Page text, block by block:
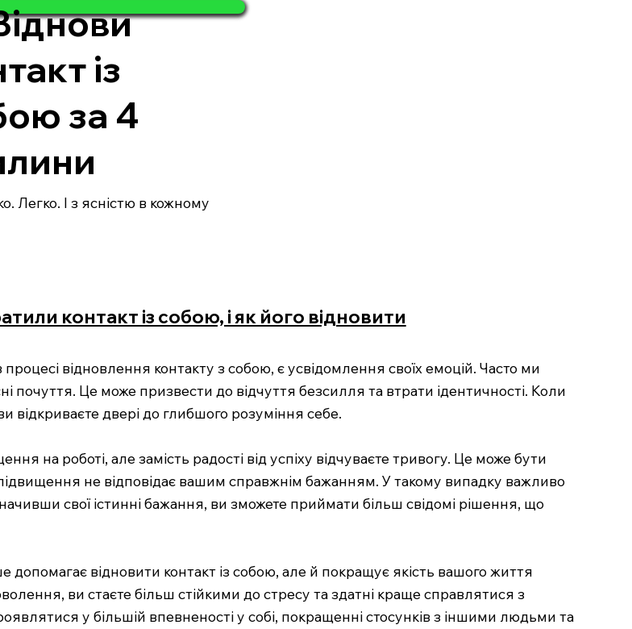
із
за 4
Легко. І з ясністю в кожному
контакт із собою, і як його відновити
відновлення контакту з собою, є усвідомлення своїх емоцій. Часто ми
почуття. Це може призвести до відчуття безсилля та втрати ідентичності. Коли
відкриваєте двері до глибшого розуміння себе.
на роботі, але замість радості від успіху відчуваєте тривогу. Це може бути
не відповідає вашим справжнім бажанням. У такому випадку важливо
свої істинні бажання, ви зможете приймати більш свідомі рішення, що
відновити контакт із собою, але й покращує якість вашого життя
ви стаєте більш стійкими до стресу та здатні краще справлятися з
у більшій впевненості у собі, покращенні стосунків з іншими людьми та